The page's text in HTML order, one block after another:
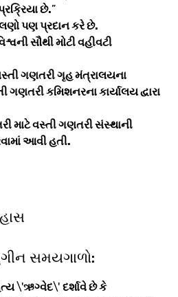
છે.”
પણ પ્રદાન કરે છે.
સૌથી મોટી વહીવટી
ગણતરી ગૃહ મંત્રાલયના
કમિશનરના કાર્યાલય દ્વારા
માટે વસ્તી ગણતરી સંસ્થાની
આવી હતી.
સમયગાળો:
\'ઋગ્વેદ\' દર્શાવે છે કે